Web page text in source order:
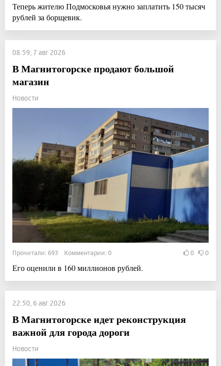
Теперь жителю Подмосковья нужно заплатить 150 тысяч
рублей за борщевик.
08:59, 7 авг 2026
В Магнитогорске продают большой
магазин
Новости
Прочитали: 693 Комментарии: 0 0 0
Его оценили в 160 миллионов рублей.
22:50, 6 авг 2026
В Магнитогорске идет реконструкция
важной для города дороги
Новости